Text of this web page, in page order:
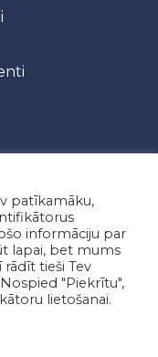
SIA
3813803426
patīkamāku,
informāciju par
lapai, bet mums
tieši Tev
"Piekrītu",
lietošanai.